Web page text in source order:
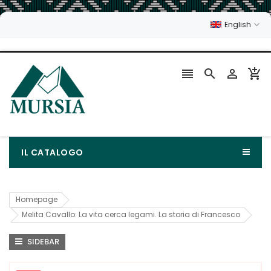
English
   
IL CATALOGO
Homepage
Melita Cavallo: La vita cerca legami. La storia di Francesco
SIDEBAR